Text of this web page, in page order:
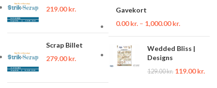
219.00kr.
Scrap Billet
279.00kr.
Gavekort
0.00kr. – 1,000.00kr.
Wedded Bliss |
Designs
129.00kr. 119.00kr.